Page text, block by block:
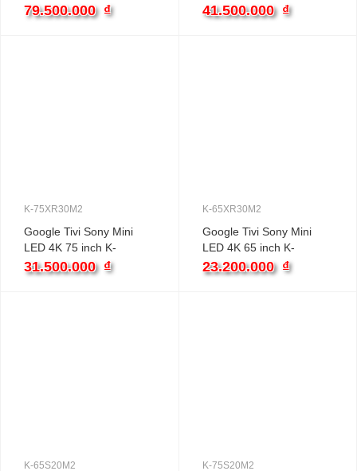
100XR30M2
79.500.000 ₫
85XR30M2
41.500.000 ₫
K-75XR30M2
Google Tivi Sony Mini
LED 4K 75 inch K-
75XR30M2
31.500.000 ₫
K-65XR30M2
Google Tivi Sony Mini
LED 4K 65 inch K-
65XR30M2
23.200.000 ₫
K-65S20M2 K-75S20M2